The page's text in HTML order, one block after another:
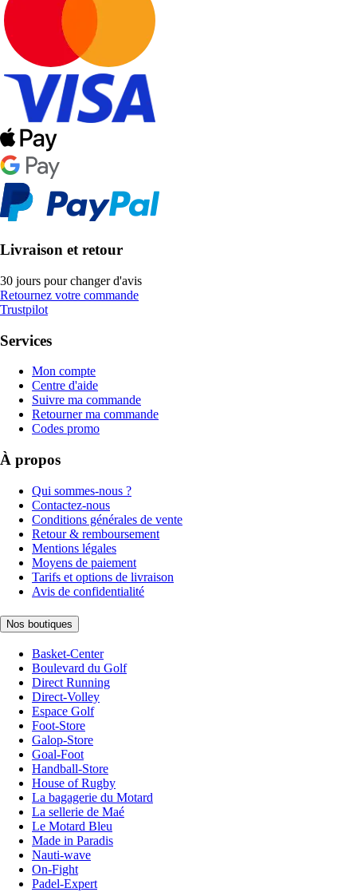
Livraison et retour
30 jours pour changer d'avis
Retournez votre commande
Trustpilot
Services
Mon compte
Centre d'aide
Suivre ma commande
Retourner ma commande
Codes promo
À propos
Qui sommes-nous ?
Contactez-nous
Conditions générales de vente
Retour & remboursement
Mentions légales
Moyens de paiement
Tarifs et options de livraison
Avis de confidentialité
Nos boutiques
Basket-Center
Boulevard du Golf
Direct Running
Direct-Volley
Espace Golf
Foot-Store
Galop-Store
Goal-Foot
Handball-Store
House of Rugby
La bagagerie du Motard
La sellerie de Maé
Le Motard Bleu
Made in Paradis
Nauti-wave
On-Fight
Padel-Expert